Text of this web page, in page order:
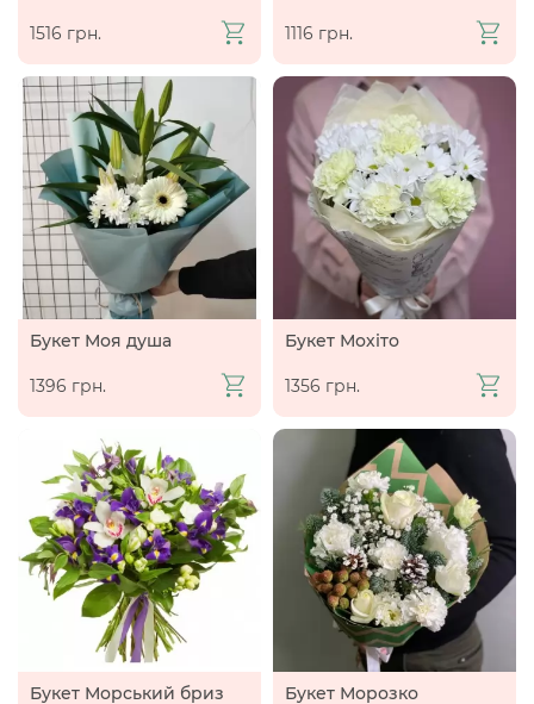
1516 грн. 1116 грн.
Букет Моя душа
1396 грн.
Букет Мохіто
1356 грн.
Букет Морський бриз Букет Морозко